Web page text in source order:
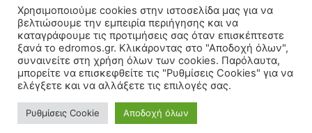
Εγγραφή συνδρομητή Πολιτική Διεθνή Κοινωνία
Πολιτισμός Αφιερώματα
© Δρόμος της Αριστεράς
Χρησιμοποιούμε cookies στην ιστοσελίδα μας για να
βελτιώσουμε την εμπειρία περιήγησης και να
καταγράφουμε τις προτιμήσεις σας όταν επισκέπτεστε
ξανά το edromos.gr. Κλικάροντας στο "Αποδοχή όλων",
συναινείτε στη χρήση όλων των cookies. Παρόλαυτα,
μπορείτε να επισκεφθείτε τις "Ρυθμίσεις Cookies" για να
ελέγξετε και να αλλάξετε τις επιλογές σας.
Ρυθμίσεις Cookie Αποδοχή όλων